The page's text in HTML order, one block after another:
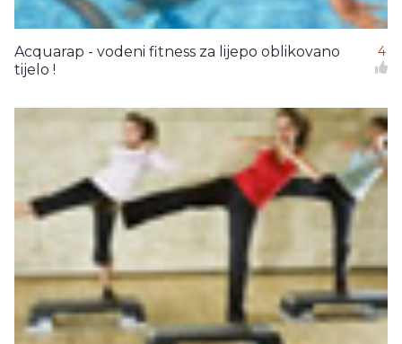
Acquarap - vodeni fitness za lijepo oblikovano
tijelo !
4